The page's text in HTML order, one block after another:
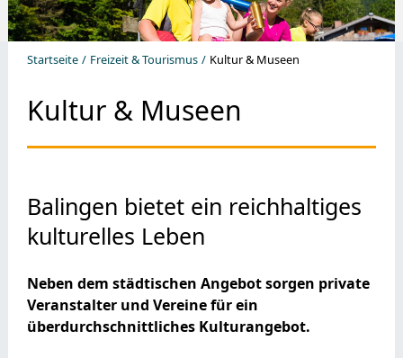
Startseite Freizeit & Tourismus Kultur & Museen
Kultur & Museen
Balingen bietet ein reichhaltiges
kulturelles Leben
Neben dem städtischen Angebot sorgen private
Veranstalter und Vereine für ein
überdurchschnittliches Kulturangebot.